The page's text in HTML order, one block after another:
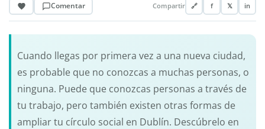
Comentar Compartir 🔗 f 𝕏 in
Cuando llegas por primera vez a una nueva ciudad,
es probable que no conozcas a muchas personas, o
ninguna. Puede que conozcas personas a través de
tu trabajo, pero también existen otras formas de
ampliar tu círculo social en Dublín. Descúbrelo en